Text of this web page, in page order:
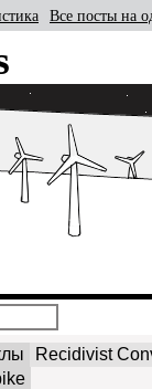
Все посты на
Recidivist